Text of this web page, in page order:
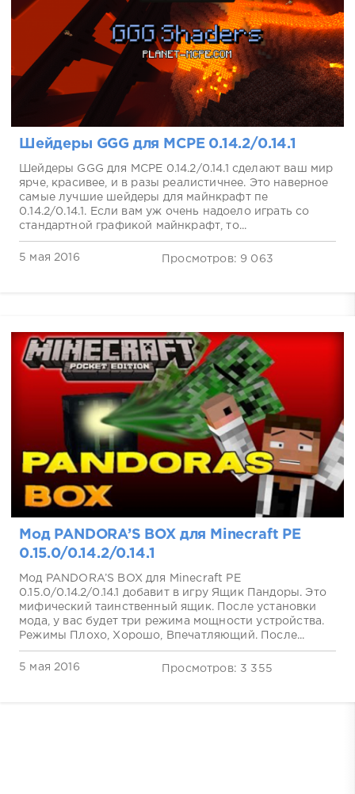
Шейдеры GGG для MCPE 0.14.2/0.14.1
Шейдеры GGG для MCPE 0.14.2/0.14.1 сделают ваш мир
ярче, красивее, и в разы реалистичнее. Это наверное
самые лучшие шейдеры для майнкрафт пе
0.14.2/0.14.1. Если вам уж очень надоело играть со
стандартной графикой майнкрафт, то...
5 мая 2016 Просмотров: 9 063
Мод PANDORA’S BOX для Minecraft PE
0.15.0/0.14.2/0.14.1
Мод PANDORA’S BOX для Minecraft PE
0.15.0/0.14.2/0.14.1 добавит в игру Ящик Пандоры. Это
мифический таинственный ящик. После установки
мода, у вас будет три режима мощности устройства.
Режимы Плохо, Хорошо, Впечатляющий. После...
5 мая 2016 Просмотров: 3 355